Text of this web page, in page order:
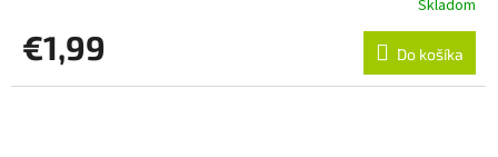
Skladom
€1,99 Do košíka